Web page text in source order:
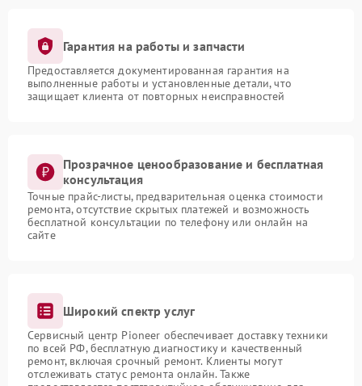
Гарантия на работы и запчасти
Предоставляется документированная гарантия на
выполненные работы и установленные детали, что
защищает клиента от повторных неисправностей
Прозрачное ценообразование и бесплатная
консультация
Точные прайс-листы, предварительная оценка стоимости
ремонта, отсутствие скрытых платежей и возможность
бесплатной консультации по телефону или онлайн на
сайте
Широкий спектр услуг
Сервисный центр Pioneer обеспечивает доставку техники
по всей РФ, бесплатную диагностику и качественный
ремонт, включая срочный ремонт. Клиенты могут
отслеживать статус ремонта онлайн. Также